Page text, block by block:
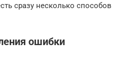
сразу несколько способов
ошибки